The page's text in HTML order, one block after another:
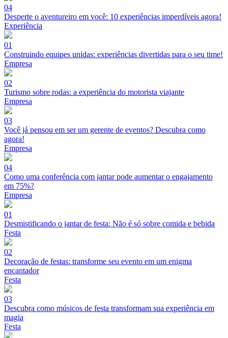
04
Desperte o aventureiro em você: 10 experiências imperdíveis agora!
Experiência
01
Construindo equipes unidas: experiências divertidas para o seu time!
Empresa
02
Turismo sobre rodas: a experiência do motorista viajante
Empresa
03
Você já pensou em ser um gerente de eventos? Descubra como
agora!
Empresa
04
Como uma conferência com jantar pode aumentar o engajamento
em 75%?
Empresa
01
Desmistificando o jantar de festa: Não é só sobre comida e bebida
Festa
02
Decoração de festas: transforme seu evento em um enigma
encantador
Festa
03
Descubra como músicos de festa transformam sua experiência em
magia
Festa